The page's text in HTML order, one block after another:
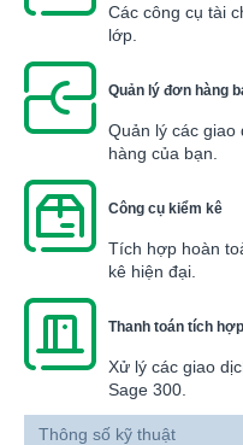
Các công cụ tài
lớp.
Quản lý đơn hàng
Quản lý các giao
hàng của bạn.
Công cụ kiểm kê
Tích hợp hoàn
kê hiện đại.
Thanh toán tích hợp
Xử lý các giao
Sage 300.
Thông số kỹ thuật